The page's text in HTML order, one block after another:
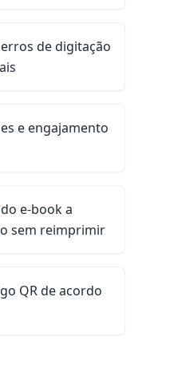
de digitação
e engajamento
e-book a
sem reimprimir
QR de acordo